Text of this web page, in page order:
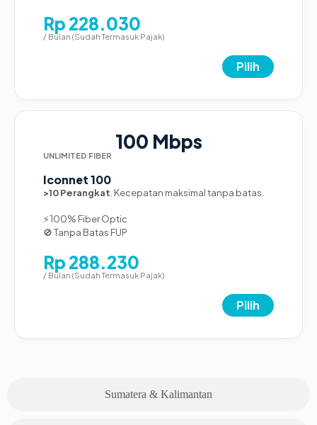
Sumatera & Kalimantan
Rp 228.030
/ Bulan (Sudah Termasuk Pajak)
Pilih
100 Mbps
UNLIMITED FIBER
Iconnet 100
>10 Perangkat . Kecepatan maksimal tanpa batas.
⚡ 100% Fiber Optic
🚫 Tanpa Batas FUP
Rp 288.230
/ Bulan (Sudah Termasuk Pajak)
Pilih